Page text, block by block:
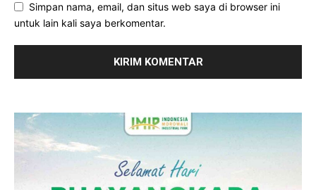
Simpan nama, email, dan situs web saya di browser ini
untuk lain kali saya berkomentar.